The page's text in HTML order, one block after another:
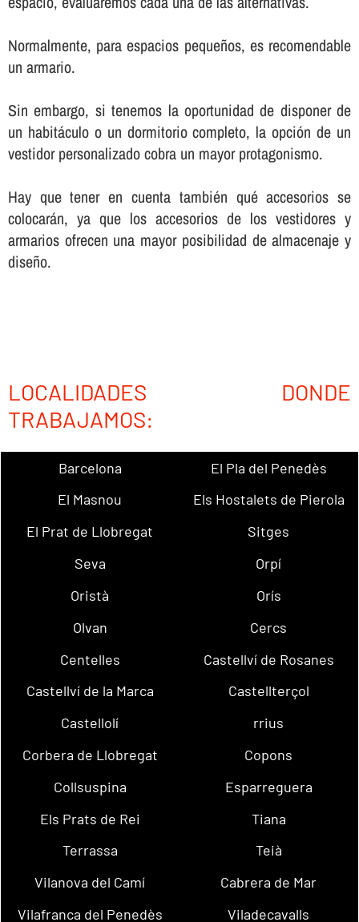
Normalmente, para espacios pequeños, es recomendable
un armario.
Sin embargo, si tenemos la oportunidad de disponer de
un habitáculo o un dormitorio completo, la opción de un
vestidor personalizado cobra un mayor protagonismo.
Hay que tener en cuenta también qué accesorios se
colocarán, ya que los accesorios de los vestidores y
armarios ofrecen una mayor posibilidad de almacenaje y
diseño.
LOCALIDADES DONDE
TRABAJAMOS:
Barcelona
El Pla del Penedès
El Masnou
Els Hostalets de Pierola
El Prat de Llobregat
Sitges
Seva
Orpí
Oristà
Orís
Olvan
Cercs
Centelles
Castellví de Rosanes
Castellví de la Marca
Castellterçol
Castellolí
rrius
Corbera de Llobregat
Copons
Collsuspina
Esparreguera
Els Prats de Rei
Tiana
Terrassa
Teià
Vilanova del Camí
Cabrera de Mar
Vilafranca del Penedès
Viladecavalls